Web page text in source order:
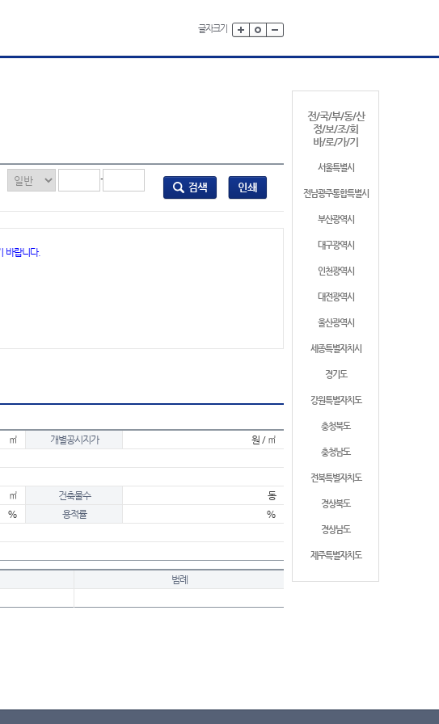
글자크기
전/국/부/동/산
정/보/조/회
바/로/가/기
서울특별시
전남광주통합특별시
부산광역시
대구광역시
인천광역시
대전광역시
울산광역시
세종특별자치시
경기도
강원특별자치도
충청북도
충청남도
전북특별자치도
경상북도
경상남도
제주특별자치도
-
바랍니다.
㎡ 개별공시지가 원 / ㎡
㎡ 건축물수
동
% 용적률
%
범례